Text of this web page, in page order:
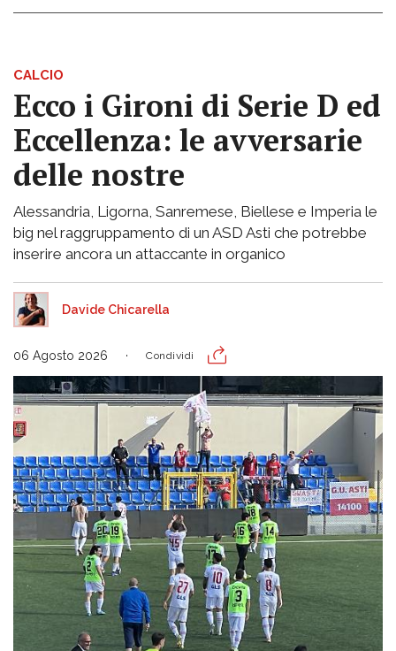
CALCIO
Ecco i Gironi di Serie D ed
Eccellenza: le avversarie
delle nostre
Alessandria, Ligorna, Sanremese, Biellese e Imperia le
big nel raggruppamento di un ASD Asti che potrebbe
inserire ancora un attaccante in organico
Davide Chicarella
06 Agosto 2026 Condividi